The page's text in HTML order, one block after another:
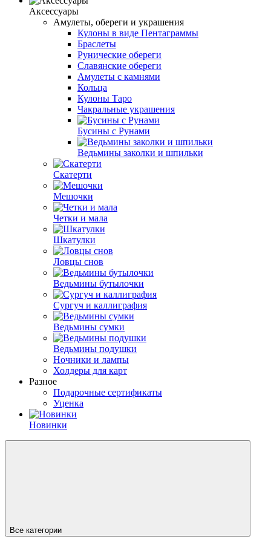
Аксессуары
Амулеты, обереги и украшения
Кулоны в виде Пентаграммы
Браслеты
Рунические обереги
Славянские обереги
Амулеты с камнями
Кольца
Кулоны Таро
Чакральные украшения
Бусины с Рунами
Ведьмины заколки и шпильки
Скатерти
Мешочки
Четки и мала
Шкатулки
Ловцы снов
Ведьмины бутылочки
Сургуч и каллиграфия
Ведьмины сумки
Ведьмины подушки
Ночники и лампы
Холдеры для карт
Разное
Подарочные сертификаты
Уценка
Новинки
Все категории